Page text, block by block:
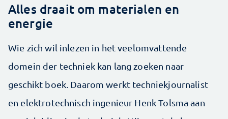
Alles draait om materialen en
energie
Wie zich wil inlezen in het veelomvattende
domein der techniek kan lang zoeken naar
geschikt boek. Daarom werkt techniekjournalist
en elektrotechnisch ingenieur Henk Tolsma aan